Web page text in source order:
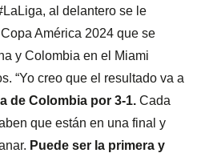
al delantero se le
América 2024 que se
y Colombia en el Miami
“Yo creo que el resultado va a
de Colombia por 3-1. Cada
que están en una final y
Puede ser la primera y